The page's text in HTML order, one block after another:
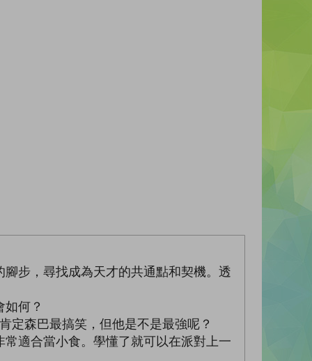
步，尋找成為天才的共通點和契機。透
何？
定森巴最搞笑，但他是不是最強呢？
適合當小食。學懂了就可以在派對上一